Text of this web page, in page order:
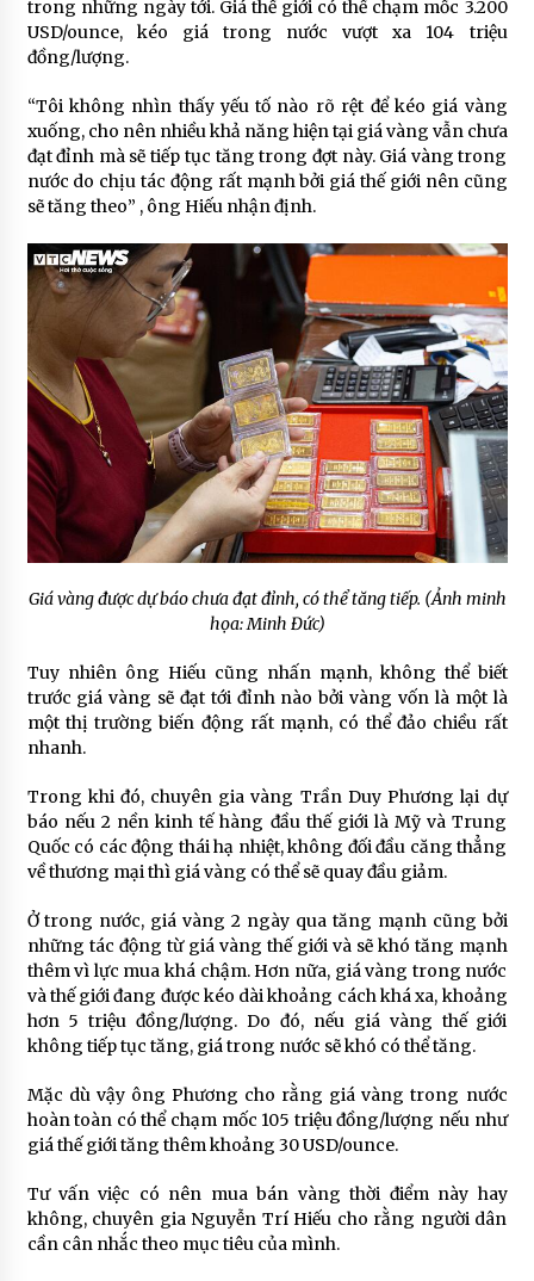
trong những ngày tới. Giá thế giới có thể chạm mốc 3.200
USD/ounce, kéo giá trong nước vượt xa 104 triệu
đồng/lượng.
“Tôi không nhìn thấy yếu tố nào rõ rệt để kéo giá vàng
xuống, cho nên nhiều khả năng hiện tại giá vàng vẫn chưa
đạt đỉnh mà sẽ tiếp tục tăng trong đợt này. Giá vàng trong
nước do chịu tác động rất mạnh bởi giá thế giới nên cũng
sẽ tăng theo” , ông Hiếu nhận định.
Giá vàng được dự báo chưa đạt đỉnh, có thể tăng tiếp. (Ảnh minh
họa: Minh Đức)
Tuy nhiên ông Hiếu cũng nhấn mạnh, không thể biết
trước giá vàng sẽ đạt tới đỉnh nào bởi vàng vốn là một là
một thị trường biến động rất mạnh, có thể đảo chiều rất
nhanh.
Trong khi đó, chuyên gia vàng Trần Duy Phương lại dự
báo nếu 2 nền kinh tế hàng đầu thế giới là Mỹ và Trung
Quốc có các động thái hạ nhiệt, không đối đầu căng thẳng
về thương mại thì giá vàng có thể sẽ quay đầu giảm.
Ở trong nước, giá vàng 2 ngày qua tăng mạnh cũng bởi
những tác động từ giá vàng thế giới và sẽ khó tăng mạnh
thêm vì lực mua khá chậm. Hơn nữa, giá vàng trong nước
và thế giới đang được kéo dài khoảng cách khá xa, khoảng
hơn 5 triệu đồng/lượng. Do đó, nếu giá vàng thế giới
không tiếp tục tăng, giá trong nước sẽ khó có thể tăng.
Mặc dù vậy ông Phương cho rằng giá vàng trong nước
hoàn toàn có thể chạm mốc 105 triệu đồng/lượng nếu như
giá thế giới tăng thêm khoảng 30 USD/ounce.
Tư vấn việc có nên mua bán vàng thời điểm này hay
không, chuyên gia Nguyễn Trí Hiếu cho rằng người dân
cần cân nhắc theo mục tiêu của mình.